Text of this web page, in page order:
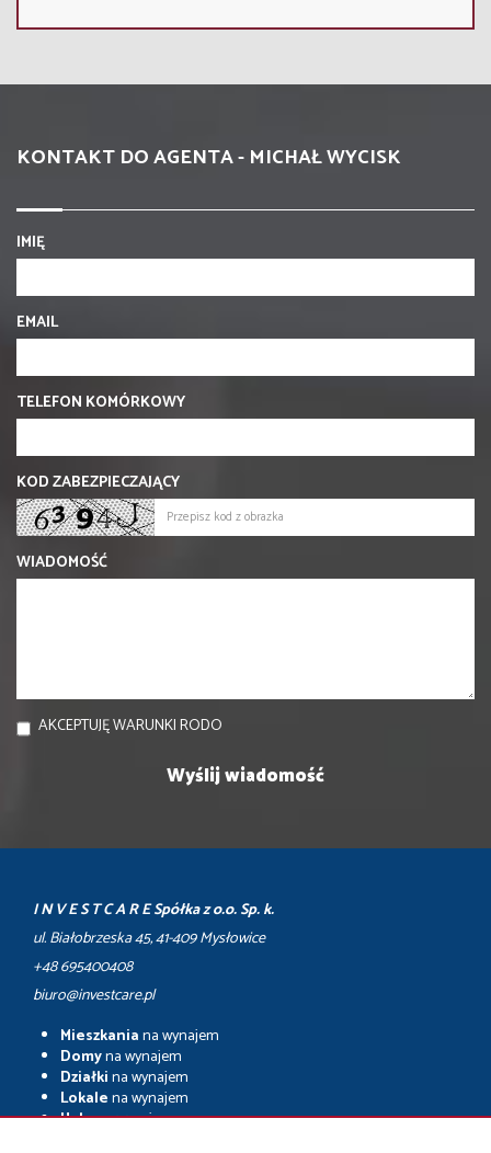
KONTAKT DO AGENTA - MICHAŁ WYCISK
IMIĘ
EMAIL
TELEFON KOMÓRKOWY
KOD ZABEZPIECZAJĄCY
WIADOMOŚĆ
AKCEPTUJĘ WARUNKI RODO
I N V E S T C A R E Spółka z o.o. Sp. k.
ul. Białobrzeska 45, 41-409 Mysłowice
+48 695400408
biuro@investcare.pl
Mieszkaniana wynajem
Domyna wynajem
Działkina wynajem
Lokalena wynajem
Halena wynajem